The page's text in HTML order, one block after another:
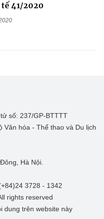
41/2020
số: 237/GP-BTTTT
Văn hóa - Thể thao và Du lịch
Hà Nội.
3728 - 1342
rights reserved
dung trên website này